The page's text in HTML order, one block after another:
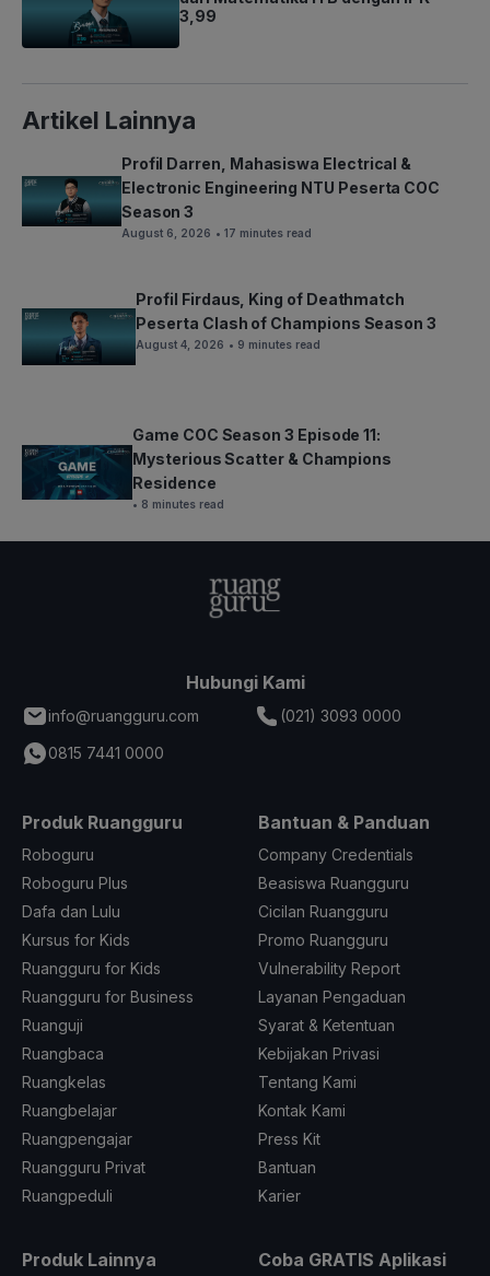
3,99
Artikel Lainnya
Profil Darren, Mahasiswa Electrical &
Electronic Engineering NTU Peserta COC
Season 3
August 6, 2026 • 17 minutes read
Profil Firdaus, King of Deathmatch
Peserta Clash of Champions Season 3
August 4, 2026 • 9 minutes read
Game COC Season 3 Episode 11:
Mysterious Scatter & Champions
Residence
• 8 minutes read
Hubungi Kami
info@ruangguru.com
(021) 3093 0000
0815 7441 0000
Produk Ruangguru
Roboguru
Roboguru Plus
Dafa dan Lulu
Kursus for Kids
Ruangguru for Kids
Ruangguru for Business
Ruanguji
Ruangbaca
Ruangkelas
Ruangbelajar
Ruangpengajar
Ruangguru Privat
Ruangpeduli
Bantuan & Panduan
Company Credentials
Beasiswa Ruangguru
Cicilan Ruangguru
Promo Ruangguru
Vulnerability Report
Layanan Pengaduan
Syarat & Ketentuan
Kebijakan Privasi
Tentang Kami
Kontak Kami
Press Kit
Bantuan
Karier
Produk Lainnya
Coba GRATIS Aplikasi